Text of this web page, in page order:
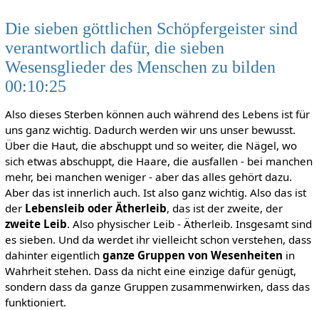
Die sieben göttlichen Schöpfergeister sind
verantwortlich dafür, die sieben
Wesensglieder des Menschen zu bilden
00:10:25
Also dieses Sterben können auch während des Lebens ist für
uns ganz wichtig. Dadurch werden wir uns unser bewusst.
Über die Haut, die abschuppt und so weiter, die Nägel, wo
sich etwas abschuppt, die Haare, die ausfallen - bei manchen
mehr, bei manchen weniger - aber das alles gehört dazu.
Aber das ist innerlich auch. Ist also ganz wichtig. Also das ist
der Lebensleib oder Ätherleib, das ist der zweite, der
zweite Leib. Also physischer Leib - Ätherleib. Insgesamt sind
es sieben. Und da werdet ihr vielleicht schon verstehen, dass
dahinter eigentlich ganze Gruppen von Wesenheiten in
Wahrheit stehen. Dass da nicht eine einzige dafür genügt,
sondern dass da ganze Gruppen zusammenwirken, dass das
funktioniert.